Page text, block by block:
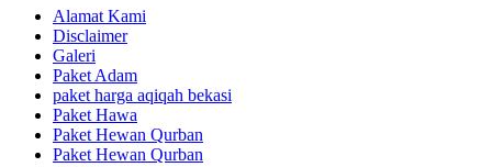
Alamat Kami
Disclaimer
Galeri
Paket Adam
paket harga aqiqah bekasi
Paket Hawa
Paket Hewan Qurban
Paket Hewan Qurban